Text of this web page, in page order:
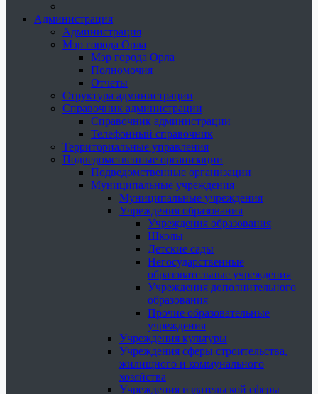
Администрация
Администрация
Мэр города Орла
Мэр города Орла
Полномочия
Отчеты
Структура администрации
Справочник администрации
Справочник администрации
Телефонный справочник
Территориальные управления
Подведомственные организации
Подведомственные организации
Муниципальные учреждения
Муниципальные учреждения
Учреждения образования
Учреждения образования
Школы
Детские сады
Негосударственные
образовательные учреждения
Учреждения дополнительного
образования
Прочие образовательные
учреждения
Учреждения культуры
Учреждения сферы строительства,
жилищного и коммунального
хозяйства
Учреждения издательской сферы